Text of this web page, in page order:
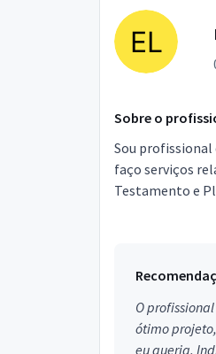
Sobre o
Sou profissional
faço serviços
Testamento e
O
ótimo
eu queria.